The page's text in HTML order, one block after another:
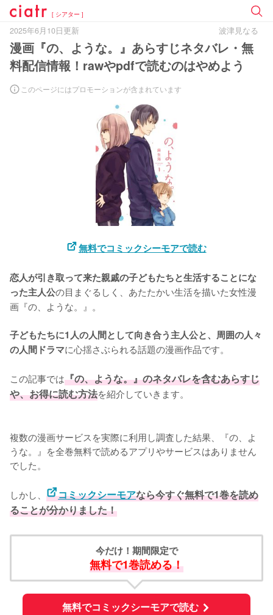
[ シアター ]
2025年6月10日更新 波津見なる
漫画『の、ような。』あらすじネタバレ・無
料配信情報！rawやpdfで読むのはやめよう
このページにはプロモーションが含まれています
無料でコミックシーモアで読む
恋人が引き取って来た親戚の子どもたちと生活することにな
った主人公の目まぐるしく、あたたかい生活を描いた女性漫
画『の、ような。』。
子どもたちに1人の人間として向き合う主人公と、周囲の人々
の人間ドラマに心揺さぶられる話題の漫画作品です。
この記事では『の、ような。』のネタバレを含むあらすじ
や、お得に読む方法を紹介していきます。
複数の漫画サービスを実際に利用し調査した結果、『の、よ
うな。』を全巻無料で読めるアプリやサービスはありません
でした。
しかし、 コミックシーモアなら今すぐ無料で1巻を読め
ることが分かりました！
今だけ！期間限定で
無料で1巻読める！
無料でコミックシーモアで読む